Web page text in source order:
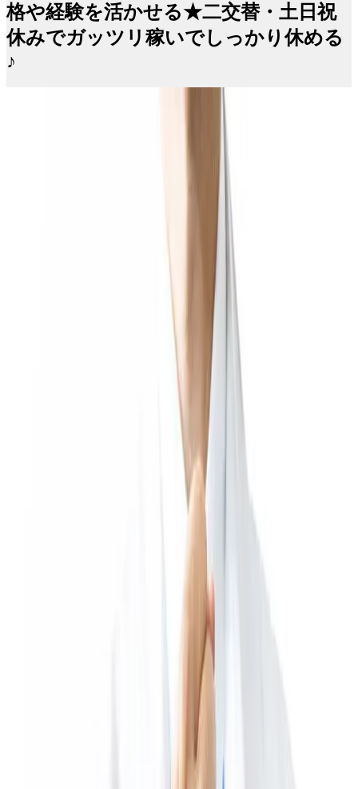
格や経験を活かせる★二交替・土日祝
休みでガッツリ稼いでしっかり休める
♪